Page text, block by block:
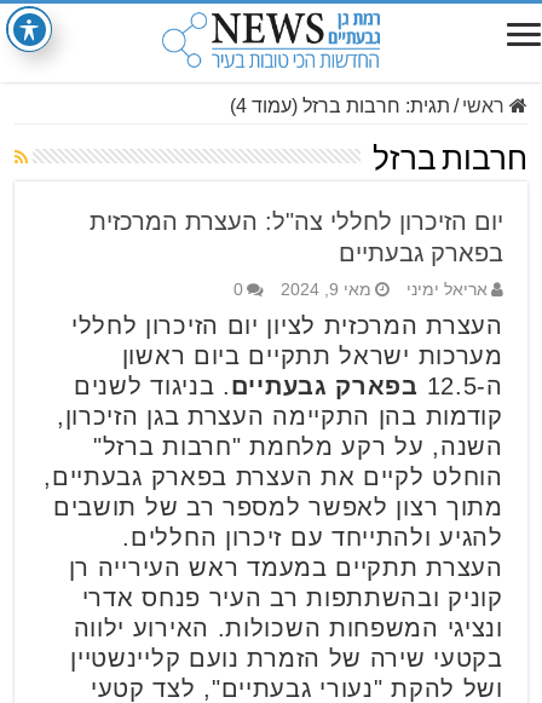
ראשי / תגית: חרבות ברזל (עמוד 4)
חרבות ברזל
יום הזיכרון לחללי צה"ל: העצרת המרכזית
בפארק גבעתיים
אריאל ימיני מאי 9, 2024 0
העצרת המרכזית לציון יום הזיכרון לחללי
מערכות ישראל תתקיים ביום ראשון
ה-12.5
בפארק גבעתיים. בניגוד לשנים
קודמות בהן התקיימה העצרת בגן הזיכרון,
השנה, על רקע מלחמת "חרבות ברזל"
הוחלט לקיים את העצרת בפארק גבעתיים,
מתוך רצון לאפשר למספר רב של תושבים
להגיע ולהתייחד עם זיכרון החללים.
העצרת תתקיים במעמד ראש העירייה רן
קוניק ובהשתתפות רב העיר פנחס אדרי
ונציגי המשפחות השכולות. האירוע ילווה
בקטעי שירה של הזמרת נועם קליינשטיין
ושל להקת "נעורי גבעתיים", לצד קטעי